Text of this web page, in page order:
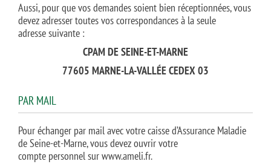
Aussi, pour que vos demandes soient bien réceptionnées, vous
devez adresser toutes vos correspondances à la seule
adresse suivante :
CPAM DE SEINE-ET-MARNE
77605 MARNE-LA-VALLÉE CEDEX 03
PAR MAIL
Pour échanger par mail avec votre caisse d’Assurance Maladie
de Seine-et-Marne, vous devez ouvrir votre
compte personnel sur www.ameli.fr.